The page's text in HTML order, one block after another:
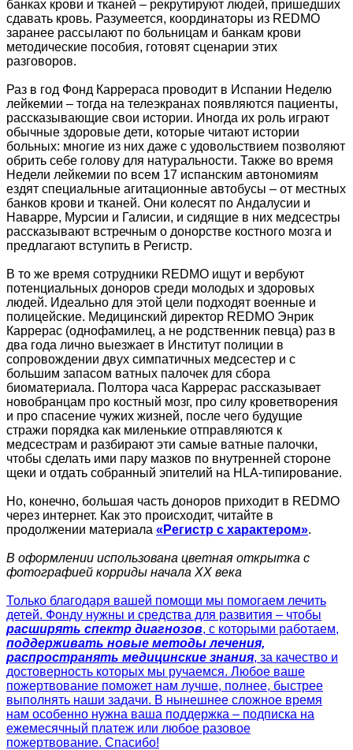
банках крови и тканей – рекрутируют людей, пришедших
сдавать кровь. Разумеется, координаторы из REDMO
заранее рассылают по больницам и банкам крови
методические пособия, готовят сценарии этих
разговоров.
Раз в год Фонд Каррераса проводит в Испании Неделю
лейкемии – тогда на телеэкранах появляются пациенты,
рассказывающие свои истории. Иногда их роль играют
обычные здоровые дети, которые читают истории
больных: многие из них даже с удовольствием позволяют
обрить себе голову для натуральности. Также во время
Недели лейкемии по всем 17 испанским автономиям
ездят специальные агитационные автобусы – от местных
банков крови и тканей. Они колесят по Андалусии и
Наварре, Мурсии и Галисии, и сидящие в них медсестры
рассказывают встречным о донорстве костного мозга и
предлагают вступить в Регистр.
В то же время сотрудники REDMO ищут и вербуют
потенциальных доноров среди молодых и здоровых
людей. Идеально для этой цели подходят военные и
полицейские. Медицинский директор REDMO Энрик
Каррерас (однофамилец, а не родственник певца) раз в
два года лично выезжает в Институт полиции в
сопровождении двух симпатичных медсестер и с
большим запасом ватных палочек для сбора
биоматериала. Полтора часа Каррерас рассказывает
новобранцам про костный мозг, про силу кроветворения
и про спасение чужих жизней, после чего будущие
стражи порядка как миленькие отправляются к
медсестрам и разбирают эти самые ватные палочки,
чтобы сделать ими пару мазков по внутренней стороне
щеки и отдать собранный эпителий на HLA-типирование.
Но, конечно, большая часть доноров приходит в REDMO
через интернет. Как это происходит, читайте в
продолжении материала «Регистр с характером».
В оформлении использована цветная открытка с
фотографией корриды начала XX века
Только благодаря вашей помощи мы помогаем лечить
детей. Фонду нужны и средства для развития – чтобы
расширять спектр диагнозов, с которыми работаем,
поддерживать новые методы лечения,
распространять медицинские знания, за качество и
достоверность которых мы ручаемся. Любое ваше
пожертвование поможет нам лучше, полнее, быстрее
выполнять наши задачи. В нынешнее сложное время
нам особенно нужна ваша поддержка – подписка на
ежемесячный платеж или любое разовое
пожертвование. Спасибо!